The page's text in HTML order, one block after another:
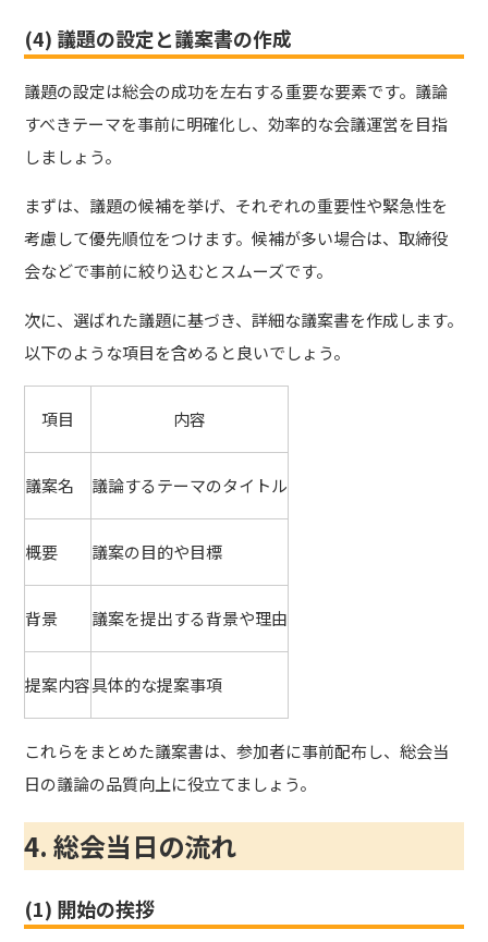
(4) 議題の設定と議案書の作成
議題の設定は総会の成功を左右する重要な要素です。議論
すべきテーマを事前に明確化し、効率的な会議運営を目指
しましょう。
まずは、議題の候補を挙げ、それぞれの重要性や緊急性を
考慮して優先順位をつけます。候補が多い場合は、取締役
会などで事前に絞り込むとスムーズです。
次に、選ばれた議題に基づき、詳細な議案書を作成します。
以下のような項目を含めると良いでしょう。
項目 内容
議案名 議論するテーマのタイトル
概要 議案の目的や目標
背景 議案を提出する背景や理由
提案内容具体的な提案事項
これらをまとめた議案書は、参加者に事前配布し、総会当
日の議論の品質向上に役立てましょう。
4. 総会当日の流れ
(1) 開始の挨拶